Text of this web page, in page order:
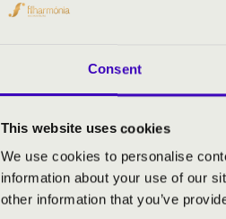
Consent
This website uses cookies
We use cookies to personalise
information about your use of our
other information that you’ve